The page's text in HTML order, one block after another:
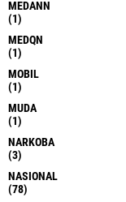
MEDANN
(1)
MEDQN
(1)
MOBIL
(1)
MUDA
(1)
NARKOBA
(3)
NASIONAL
(78)